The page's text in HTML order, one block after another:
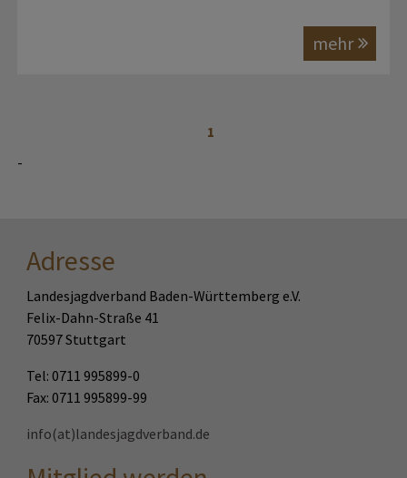
mehr
1
-
Adresse
Landesjagdverband Baden-Württemberg e.V.
Felix-Dahn-Straße 41
70597 Stuttgart
Tel: 0711 995899-0
Fax: 0711 995899-99
info(at)landesjagdverband.de